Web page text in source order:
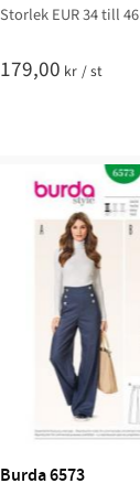
favoriter
Storlek EUR 34 till 46
179,00 kr /st
Burda 6573